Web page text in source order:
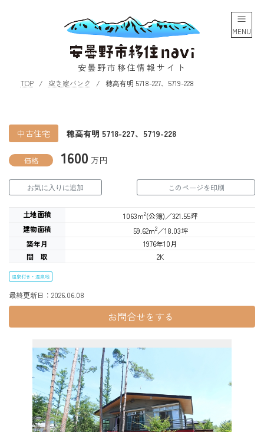
安曇野市移住情報サイト
TOP 空き家バンク 穂高有明 5718-227、5719-228
中古住宅 穂高有明 5718-227、5719-228
価格 1600 万円
お気に入りに追加 このページを印刷
土地面積 1063m2(公簿)／321.55坪
建物面積
59.62m2／18.03坪
築年月
1976年10月
間 取
2K
温泉付き・温泉地
最終更新日：2026.06.08
お問合せをする
MENU